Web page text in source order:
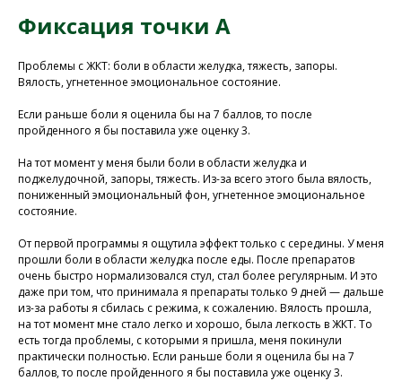
Фиксация точки А
Проблемы с ЖКТ: боли в области желудка, тяжесть, запоры.
Вялость, угнетенное эмоциональное состояние.
Если раньше боли я оценила бы на 7 баллов, то после
пройденного я бы поставила уже оценку 3.
На тот момент у меня были боли в области желудка и
поджелудочной, запоры, тяжесть. Из-за всего этого была вялость,
пониженный эмоциональный фон, угнетенное эмоциональное
состояние.
От первой программы я ощутила эффект только с середины. У меня
прошли боли в области желудка после еды. После препаратов
очень быстро нормализовался стул, стал более регулярным. И это
даже при том, что принимала я препараты только 9 дней — дальше
из-за работы я сбилась с режима, к сожалению. Вялость прошла,
на тот момент мне стало легко и хорошо, была легкость в ЖКТ. То
есть тогда проблемы, с которыми я пришла, меня покинули
практически полностью. Если раньше боли я оценила бы на 7
баллов, то после пройденного я бы поставила уже оценку 3.